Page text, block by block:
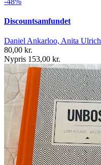
Discountsamfundet
Daniel Ankarloo, Anita Ulrich
80,00 kr.
Nypris 153,00 kr.